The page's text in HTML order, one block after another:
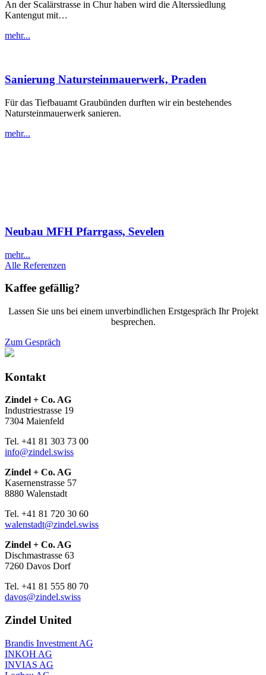
An der Scalärstrasse in Chur haben wird die Alterssiedlung
Kantengut mit…
mehr...
Sanierung Natursteinmauerwerk, Praden
Für das Tiefbauamt Graubünden durften wir ein bestehendes
Natursteinmauerwerk sanieren.
mehr...
Neubau MFH Pfarrgass, Sevelen
mehr...
Alle Referenzen
Kaffee gefällig?
Lassen Sie uns bei einem unverbindlichen Erstgespräch Ihr Projekt
besprechen.
Zum Gespräch
Kontakt
Zindel + Co. AG
Industriestrasse 19
7304 Maienfeld
Tel. +41 81 303 73 00
info@zindel.swiss
Zindel + Co. AG
Kasernenstrasse 57
8880 Walenstadt
Tel. +41 81 720 30 60
walenstadt@zindel.swiss
Zindel + Co. AG
Dischmastrasse 63
7260 Davos Dorf
Tel. +41 81 555 80 70
davos@zindel.swiss
Zindel United
Brandis Investment AG
INKOH AG
INVIAS AG